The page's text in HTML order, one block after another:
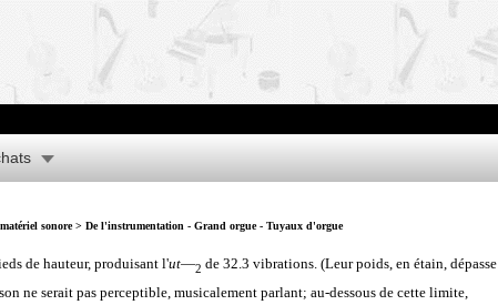
sonore> De l'instrumentation - Grand orgue - Tuyaux d'orgue
de hauteur, produisant l'ut—2 de 32.3 vibrations. (Leur poids, en étain, dépasse
ne serait pas perceptible, musicalement parlant; au-dessous de cette limite,